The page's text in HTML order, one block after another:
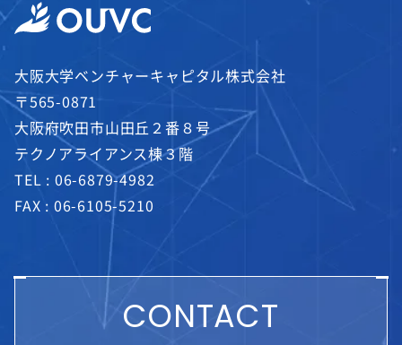
大阪大学ベンチャーキャピタル株式会社
〒565-0871
大阪府吹田市山田丘２番８号
テクノアライアンス棟３階
TEL : 06-6879-4982
FAX : 06-6105-5210
CONTACT